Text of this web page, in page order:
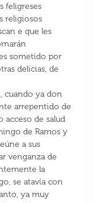
feligreses
religiosos
e que les
sometido por
delicias, de
cuando ya don
arrepentido de
acceso de salud
de Ramos y
a sus
venganza de
la
se atavía con
ya muy